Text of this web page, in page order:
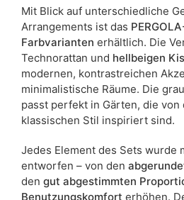
Mit Blick auf unterschiedliche
Arrangements ist das
Farbvarianten erhältlich. Die
Technorattan und hellbeigen
modernen, kontrastreichen
minimalistische Räume. Die
passt perfekt in Gärten, die von
klassischen Stil inspiriert sind.
Jedes Element des Sets wurde
entworfen – von den
den gut abgestimmten
Benutzungskomfort erhöhen.